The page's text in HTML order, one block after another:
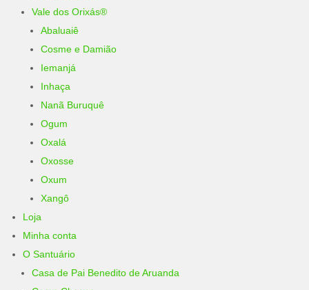
Vale dos Orixás®
Abaluaiê
Cosme e Damião
Iemanjá
Inhaça
Nanã Buruquê
Ogum
Oxalá
Oxosse
Oxum
Xangô
Loja
Minha conta
O Santuário
Casa de Pai Benedito de Aruanda